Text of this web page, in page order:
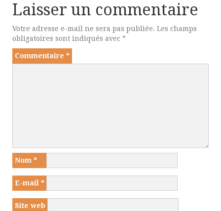
Laisser un commentaire
Votre adresse e-mail ne sera pas publiée. Les champs
obligatoires sont indiqués avec *
Commentaire *
Nom *
E-mail *
Site web